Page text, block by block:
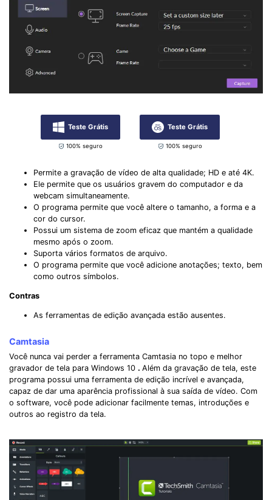
Teste Grátis
100% seguro
Teste Grátis
100% seguro
Permite a gravação de vídeo de alta qualidade; HD e até 4K.
Ele permite que os usuários gravem do computador e da
webcam simultaneamente.
O programa permite que você altere o tamanho, a forma e a
cor do cursor.
Possui um sistema de zoom eficaz que mantém a qualidade
mesmo após o zoom.
Suporta vários formatos de arquivo.
O programa permite que você adicione anotações; texto, bem
como outros símbolos.
Contras
As ferramentas de edição avançada estão ausentes.
Camtasia
Você nunca vai perder a ferramenta Camtasia no topo e melhor
gravador de tela para Windows 10 . Além da gravação de tela, este
programa possui uma ferramenta de edição incrível e avançada,
capaz de dar uma aparência profissional à sua saída de vídeo. Com
o software, você pode adicionar facilmente temas, introduções e
outros ao registro da tela.